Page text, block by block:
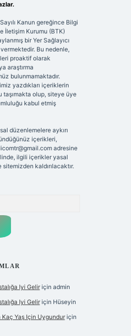
Kanun gereğince Bilgi
İletişim Kurumu (BTK)
bir Yer Sağlayıcı
Bu nedenle,
proaktif olarak
araştırma
bulunmamaktadır.
yazdıkları içeriklerin
taşımakta olup, siteye üye
kabul etmiş
düzenlemelere aykırı
içerikleri,
adresine
ilgili içerikler yasal
kaldırılacaktır.
Iyi Geliriçin admin
Iyi Geliriçin Hüseyin
Yaş Için Uygunduriçin